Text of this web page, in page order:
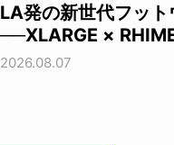
LA発の新世代フッ
──XLARGE ×
2026.08.07